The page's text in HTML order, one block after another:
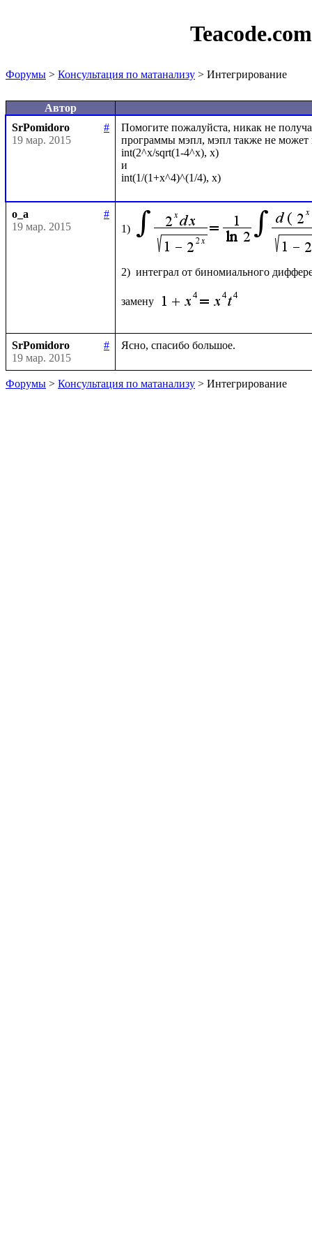
Форумы > Консультация по матанализу > Интегрирование
Автор
SrPomidoro
#
19 мар. 2015
Помогите пожалуйста, никак не
программы мэпл, мэпл также не может
int(2^x/sqrt(1-4^x), x)
и
o_a
#
19 мар. 2015
1)
2)  интеграл от биномиального
замену
SrPomidoro
#
19 мар. 2015
Форумы > Консультация по матанализу > Интегрирование